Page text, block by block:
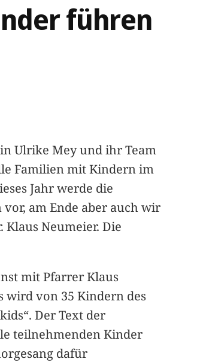
führen
Ulrike Mey und ihr Team
Familien mit Kindern im
Jahr werde die
am Ende aber auch wir
Neumeier. Die
mit Pfarrer Klaus
wird von 35 Kindern des
Der Text der
teilnehmenden Kinder
dafür